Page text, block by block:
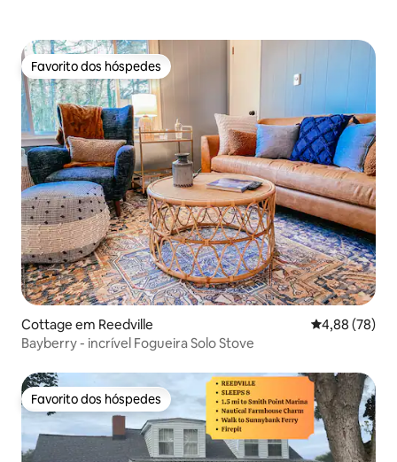
Favorito dos hóspedes
Favorito dos hóspedes
Cottage em Reedville Classificação
4,88 (78)
Bayberry - incrível Fogueira Solo Stove
Favorito dos hóspedes
Favorito dos hóspedes